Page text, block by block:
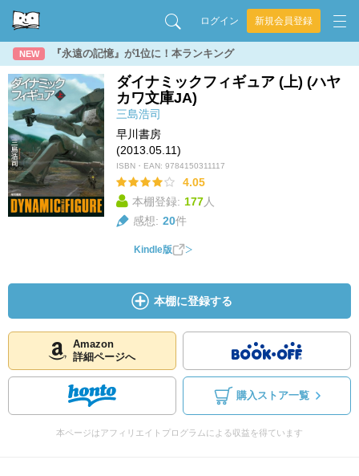
ログイン 新規会員登録
NEW 『永遠の記憶』が1位に！本ランキング
ダイナミックフィギュア (上) (ハヤ
カワ文庫JA)
三島浩司
早川書房
(2013.05.11)
ISBN・EAN: 9784150311117
4.05
本棚登録: 177人
感想: 20件
Kindle版
本棚に登録する
Amazon
詳細ページへ
購入ストア一覧
本ページはアフィリエイトプログラムによる収益を得ています